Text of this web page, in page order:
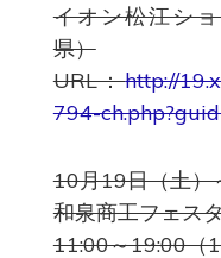
イオン松江シ
県）
URL：http://
794-
10月19日（土）
和泉商工フェス
11:00～19:00（